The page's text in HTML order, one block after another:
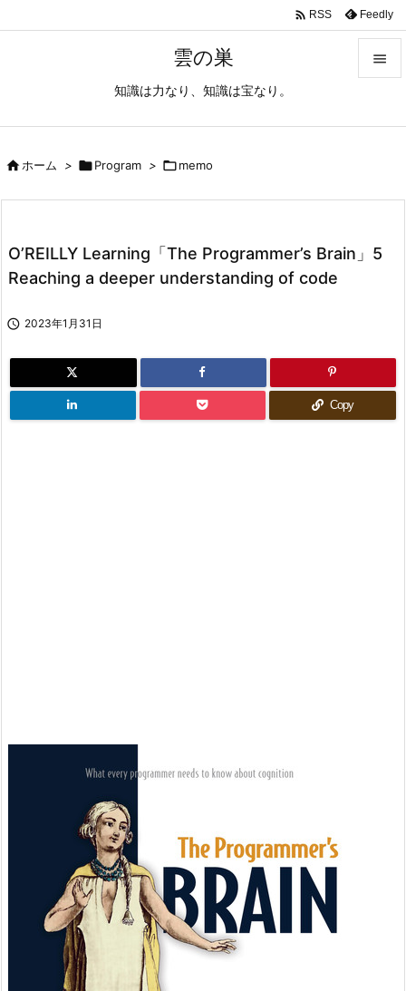
雲の巣
知識は力なり、知識は宝なり。

次へ
 RSS Feedly
ホーム > Program > memo
O’REILLY Learning「The Programmer’s Brain」5
Reaching a deeper understanding of code
 2023年1月31日
Copy